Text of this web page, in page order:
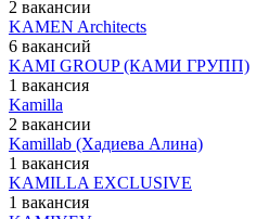
2 вакансии
KAMEN Architects
6 вакансий
KAMI GROUP (КАМИ ГРУПП)
1 вакансия
Kamilla
2 вакансии
Kamillab (Хадиева Алина)
1 вакансия
KAMILLA EXCLUSIVE
1 вакансия